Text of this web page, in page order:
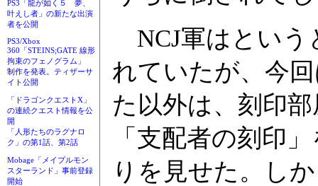
PS3「龍が如く５ 夢、
叶えし者」の新たな出演
者を公開
PS3/Xbox
360「STEINS;GATE 線形
拘束のフェノグラム」
制作を発表。ティザーサ
イト公開
「ドラゴンクエストX」
の連続クエスト情報を公
開
「人形たちのラグナロ
ク」の第1話、第2話
Mobage「メイプルモン
スターランド」事前登録
開始
NCJ軍はという
れていたが、今
た以外は、刻印
「支配者の刻印
りを見せた。し